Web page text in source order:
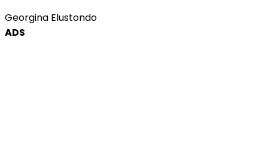
Georgina Elustondo
ADS